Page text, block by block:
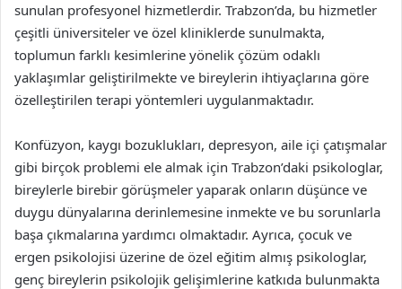
sunulan profesyonel hizmetlerdir. Trabzon’da, bu hizmetler
çeşitli üniversiteler ve özel kliniklerde sunulmakta,
toplumun farklı kesimlerine yönelik çözüm odaklı
yaklaşımlar geliştirilmekte ve bireylerin ihtiyaçlarına göre
özelleştirilen terapi yöntemleri uygulanmaktadır.
Konfüzyon, kaygı bozuklukları, depresyon, aile içi çatışmalar
gibi birçok problemi ele almak için Trabzon’daki psikologlar,
bireylerle birebir görüşmeler yaparak onların düşünce ve
duygu dünyalarına derinlemesine inmekte ve bu sorunlarla
başa çıkmalarına yardımcı olmaktadır. Ayrıca, çocuk ve
ergen psikolojisi üzerine de özel eğitim almış psikologlar,
genç bireylerin psikolojik gelişimlerine katkıda bulunmakta